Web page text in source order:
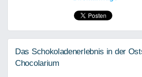
Das Schokoladenerlebnis in der
Chocolarium